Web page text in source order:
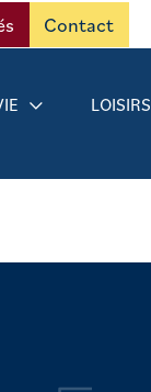
Contact
LOISIRS